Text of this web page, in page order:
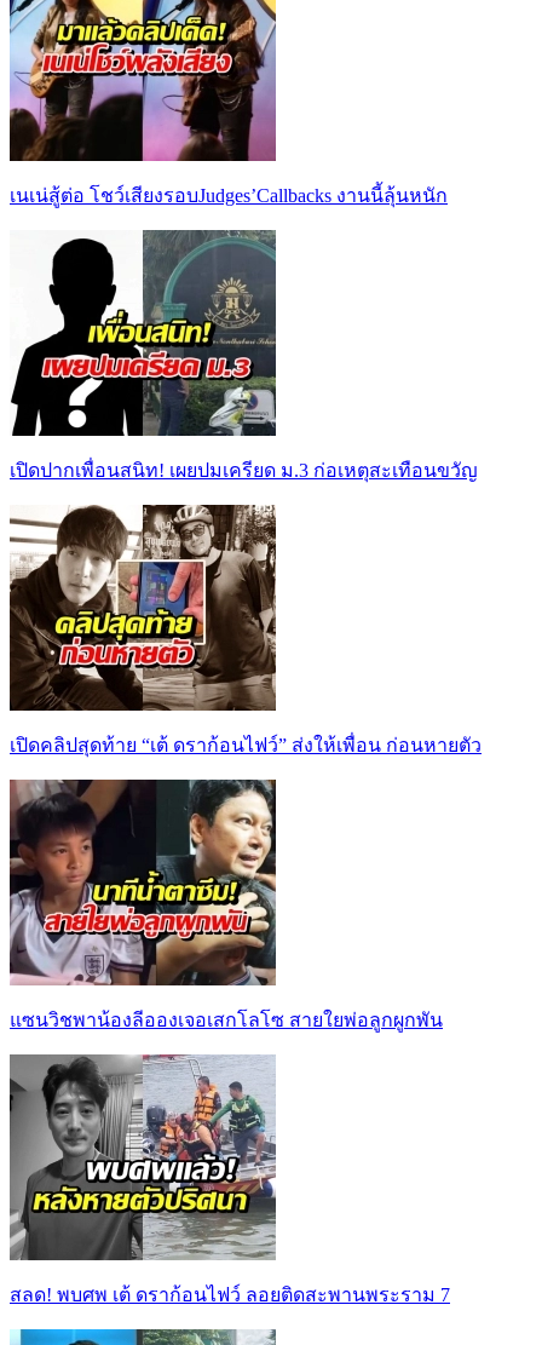
เนเน่สู้ต่อ โชว์เสียงรอบJudges’Callbacks งานนี้ลุ้นหนัก
เปิดปากเพื่อนสนิท! เผยปมเครียด ม.3 ก่อเหตุสะเทือนขวัญ
เปิดคลิปสุดท้าย “เต้ ดราก้อนไฟว์” ส่งให้เพื่อน ก่อนหายตัว
แซนวิชพาน้องลีอองเจอเสกโลโซ สายใยพ่อลูกผูกพัน
สลด! พบศพ เต้ ดราก้อนไฟว์ ลอยติดสะพานพระราม 7